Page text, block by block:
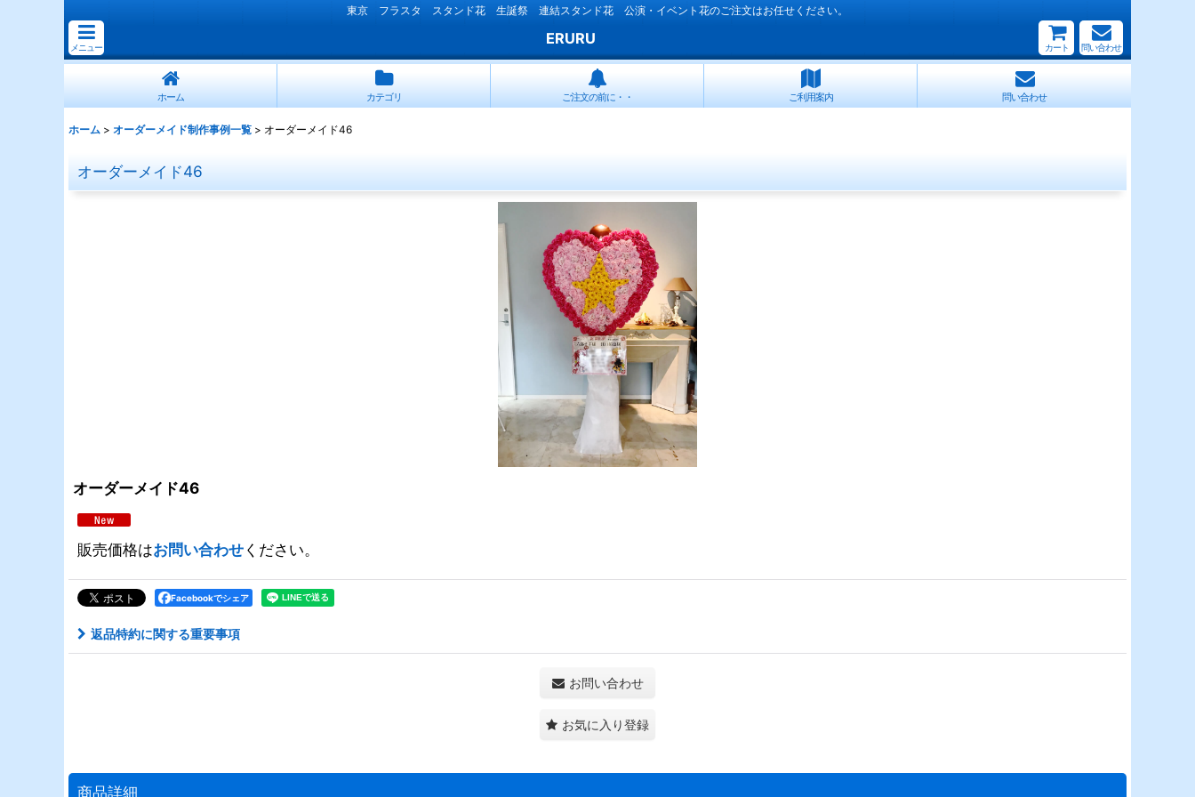
東京 フラスタ スタンド花 生誕祭 連結スタンド花 公演・イベント花のご注文はお任せください。
メニュー
ERURU
カート 問い合わせ
ホーム カテゴリ ご注文の前に・・ ご利用案内 問い合わせ
ホーム > オーダーメイド制作事例一覧 > オーダーメイド46
オーダーメイド46
オーダーメイド46
販売価格はお問い合わせください。
Facebookでシェア
返品特約に関する重要事項
お問い合わせ
お気に入り登録
商品詳細